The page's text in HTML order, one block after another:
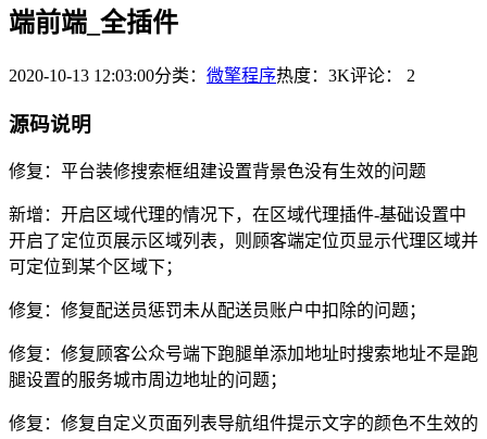
端前端_全插件
2020-10-13 12:03:00分类： 微擎程序热度：3K评论： 2
源码说明
修复：平台装修搜索框组建设置背景色没有生效的问题
新增：开启区域代理的情况下，在区域代理插件-基础设置中
开启了定位页展示区域列表，则顾客端定位页显示代理区域并
可定位到某个区域下；
修复：修复配送员惩罚未从配送员账户中扣除的问题；
修复：修复顾客公众号端下跑腿单添加地址时搜索地址不是跑
腿设置的服务城市周边地址的问题；
修复：修复自定义页面列表导航组件提示文字的颜色不生效的